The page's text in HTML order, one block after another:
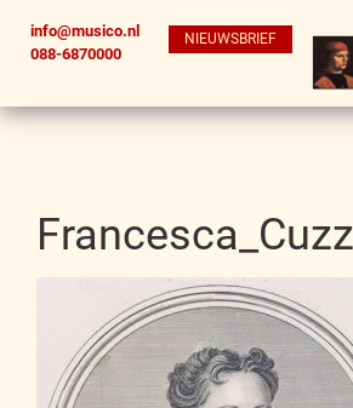
info@musico.nl
088-6870000
NIEUWSBRIEF